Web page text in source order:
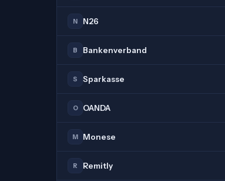
N N26
B Bankenverband
S Sparkasse
O OANDA
M Monese
R Remitly